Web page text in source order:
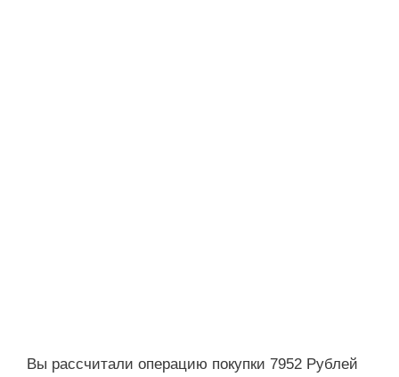
Вы рассчитали операцию покупки 7952 Рублей